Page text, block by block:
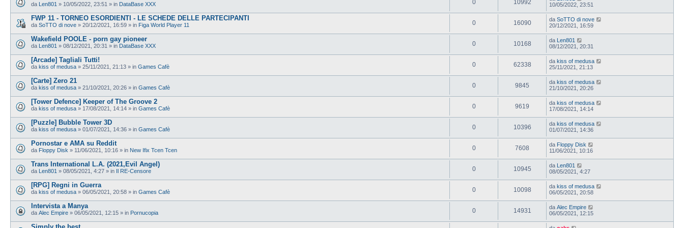
da Len801 » 10/05/2022, 23:51 » in DataBase XXX 0 10992
10/05/2022, 23:51
FWP 11 - TORNEO ESORDIENTI - LE SCHEDE DELLE PARTECIPANTI
da SoTTO di nove » 20/12/2021, 16:59 » in Figa World Player 11 0 16090 da SoTTO di nove
20/12/2021, 16:59
Wakefield POOLE - porn gay pioneer
da Len801 » 08/12/2021, 20:31 » in DataBase XXX 0 10168 da Len801
08/12/2021, 20:31
[Arcade] Tagliali Tutti!
da kiss of medusa » 25/11/2021, 21:13 » in Games Cafè 0 62338 da kiss of medusa
25/11/2021, 21:13
[Carte] Zero 21
da kiss of medusa » 21/10/2021, 20:26 » in Games Cafè 0 9845 da kiss of medusa
21/10/2021, 20:26
[Tower Defence] Keeper of The Groove 2
da kiss of medusa » 17/08/2021, 14:14 » in Games Cafè 0 9619 da kiss of medusa
17/08/2021, 14:14
[Puzzle] Bubble Tower 3D
da kiss of medusa » 01/07/2021, 14:36 » in Games Cafè 0 10396 da kiss of medusa
01/07/2021, 14:36
Pornostar e AMA su Reddit
da Floppy Disk » 11/06/2021, 10:16 » in New Ifix Tcen Tcen 0 7608 da Floppy Disk
11/06/2021, 10:16
Trans International L.A. (2021,Evil Angel)
da Len801 » 08/05/2021, 4:27 » in Il RE-Censore 0 10945 da Len801
08/05/2021, 4:27
[RPG] Regni in Guerra
da kiss of medusa » 06/05/2021, 20:58 » in Games Cafè 0 10098 da kiss of medusa
06/05/2021, 20:58
Intervista a Manya
da Alec Empire » 06/05/2021, 12:15 » in Pornucopia 0 14931 da Alec Empire
06/05/2021, 12:15
Simply the best